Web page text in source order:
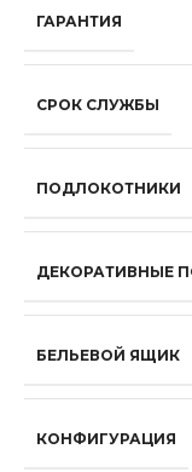
ГАРАНТИЯ
СРОК СЛУЖБЫ
ПОДЛОКОТНИКИ
ДЕКОРАТИВНЫЕ
БЕЛЬЕВОЙ ЯЩИК
КОНФИГУРАЦИЯ